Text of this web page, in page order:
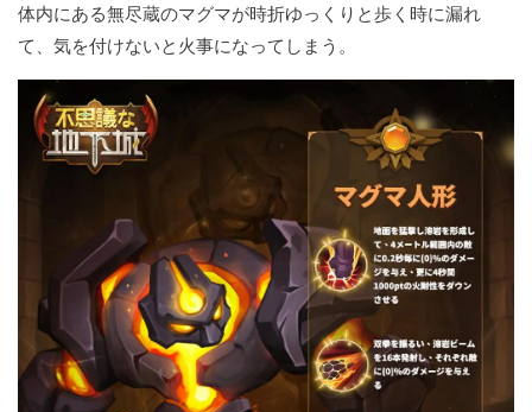
体内にある無尽蔵のマグマが時折ゆっくりと歩く時に漏れ
て、気を付けないと火事になってしまう。